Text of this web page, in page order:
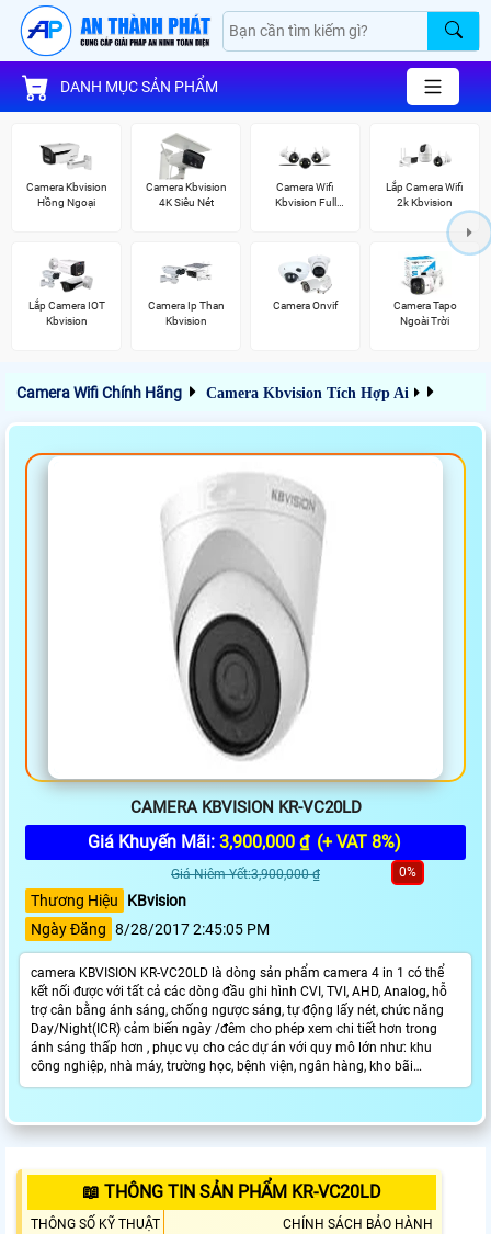
DANH MỤC SẢN PHẨM
Camera Kbvision
Hồng Ngoại
Camera Kbvision
4K Siêu Nét
Camera Wifi
Kbvision Full
Lắp Camera Wifi
2k Kbvision
Lắp Camera IOT
Kbvision
Camera Ip Than
Kbvision
Camera Onvif
Camera Tapo
Ngoài Trời
Camera Wifi Chính Hãng Camera Kbvision Tích Hợp Ai
CAMERA KBVISION KR-VC20LD
Giá Khuyến Mãi: 3,900,000 ₫ (+ VAT 8%)
Giá Niêm Yết:3,900,000 ₫ 0%
Thương Hiệu
KBvision
Ngày Đăng 8/28/2017 2:45:05 PM
camera KBVISION KR-VC20LD là dòng sản phẩm camera 4 in 1 có thể
kết nối được với tất cả các dòng đầu ghi hình CVI, TVI, AHD, Analog, hỗ
trợ cân bằng ánh sáng, chống ngược sáng, tự động lấy nét, chức năng
Day/Night(ICR) cảm biến ngày /đêm cho phép xem chi tiết hơn trong
ánh sáng thấp hơn , phục vụ cho các dự án với quy mô lớn như: khu
công nghiệp, nhà máy, trường học, bệnh viện, ngân hàng, kho bãi…
📖 THÔNG TIN SẢN PHẨM KR-VC20LD
THÔNG SỐ KỸ THUẬT CHÍNH SÁCH BẢO HÀNH